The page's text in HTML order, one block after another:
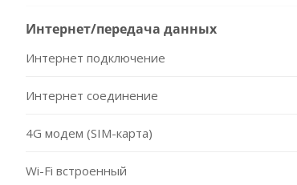
Интернет/передача данных
Интернет подключение
Интернет соединение
4G модем (SIM-карта)
Wi-Fi встроенный